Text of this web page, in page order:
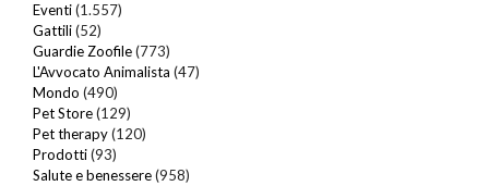
Eventi(1.557)
Gattili(52)
Guardie Zoofile(773)
L'Avvocato Animalista (47)
Mondo (490)
Pet Store(129)
Pet therapy(120)
Prodotti(93)
Salute e benessere(958)